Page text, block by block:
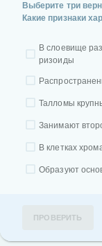
Выберите три
Какие признаки
В слоевище
ризоиды
Талломы
Занимают
В клетках
Образуют
ПРОВЕРИТЬ